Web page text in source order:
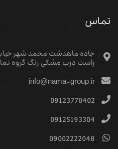
تماس
جاده ماهدشت محمد شهر
راست درب مشکی رنگ گروه نما
info@nama-group.ir
09123770402
09125193304
09002222048